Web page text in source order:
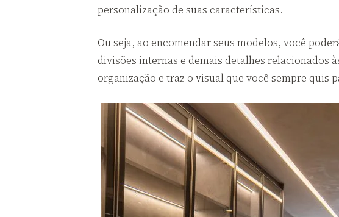
personalização de suas características.
Ou seja, ao encomendar seus modelos, você
divisões internas e demais detalhes relacionados
organização e traz o visual que você sempre quis